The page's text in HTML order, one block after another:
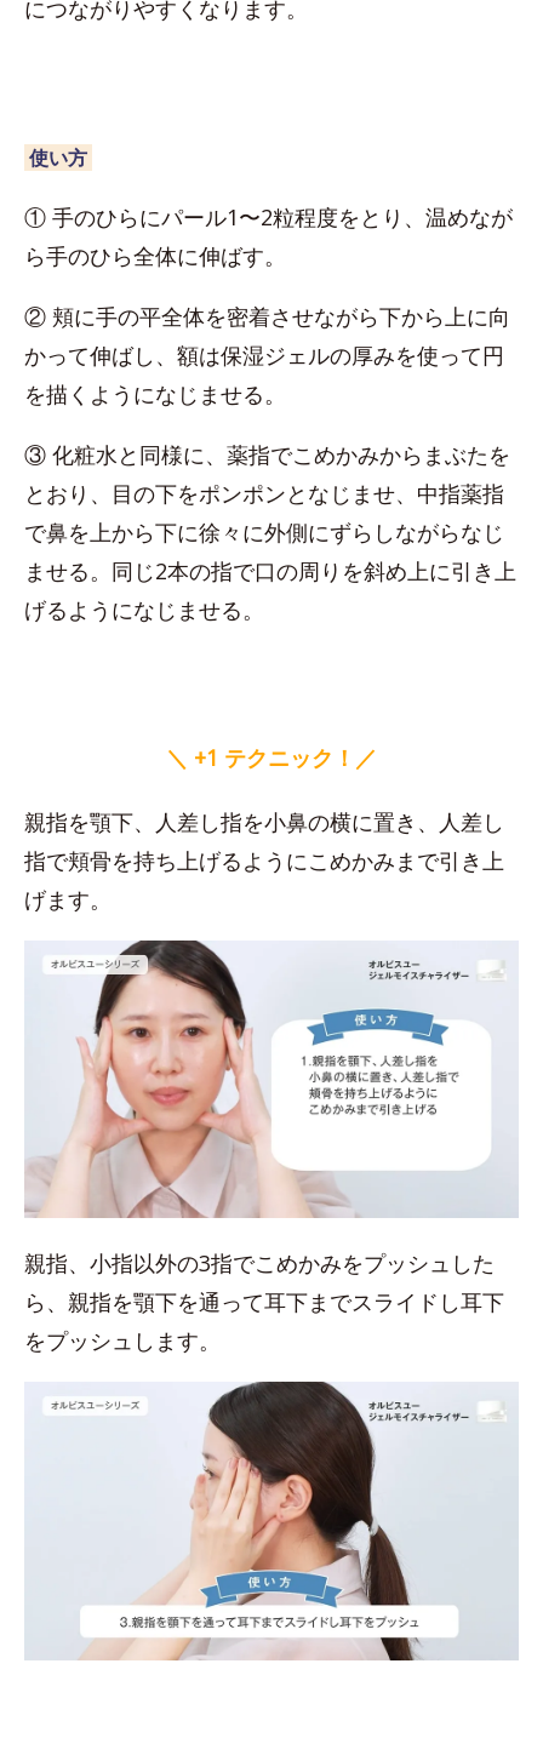
につながりやすくなります。
使い方
① 手のひらにパール1〜2粒程度をとり、温めなが
ら手のひら全体に伸ばす。
② 頬に手の平全体を密着させながら下から上に向
かって伸ばし、額は保湿ジェルの厚みを使って円
を描くようになじませる。
③ 化粧水と同様に、薬指でこめかみからまぶたを
とおり、目の下をポンポンとなじませ、中指薬指
で鼻を上から下に徐々に外側にずらしながらなじ
ませる。同じ2本の指で口の周りを斜め上に引き上
げるようになじませる。
＼ +1 テクニック！／
親指を顎下、人差し指を小鼻の横に置き、人差し
指で頬骨を持ち上げるようにこめかみまで引き上
げます。
親指、小指以外の3指でこめかみをプッシュした
ら、親指を顎下を通って耳下までスライドし耳下
をプッシュします。